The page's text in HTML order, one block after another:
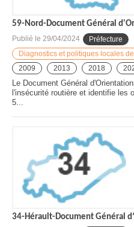
59-Nord-Document Général
Publié le 29/04/2024 Préfecture
Diagnostics et politiques locales
2009
2013 2018
Le Document Général
l'insécurité routière et identifie les
5...
34-Hérault-Document Général